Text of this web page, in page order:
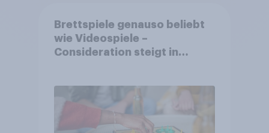
Brettspiele genauso beliebt
wie Videospiele –
Consideration steigt in